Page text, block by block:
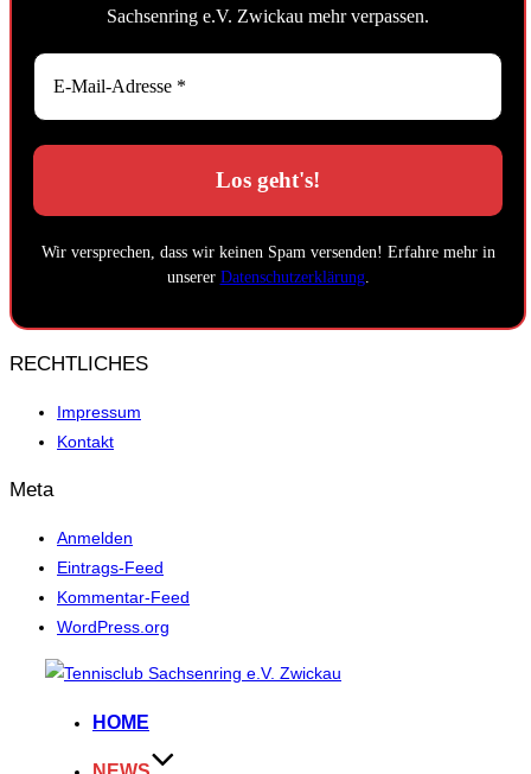
Sachsenring e.V. Zwickau mehr verpassen.
Wir versprechen, dass wir keinen Spam versenden! Erfahre mehr in
unserer Datenschutzerklärung.
RECHTLICHES
Impressum
Kontakt
Meta
Anmelden
Eintrags-Feed
Kommentar-Feed
WordPress.org
HOME